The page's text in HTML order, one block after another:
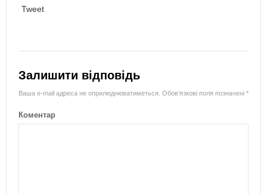
Tweet
Залишити відповідь
Ваша e-mail адреса не оприлюднюватиметься. Обов’язкові поля позначені *
Коментар